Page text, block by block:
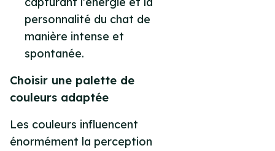
personnalité du chat de
manière intense et
spontanée.
Choisir une palette de
couleurs adaptée
Les couleurs influencent
énormément la perception